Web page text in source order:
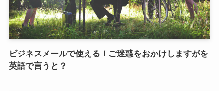
ビジネスメールで使える！ご迷惑をおかけしますがを
英語で言うと？